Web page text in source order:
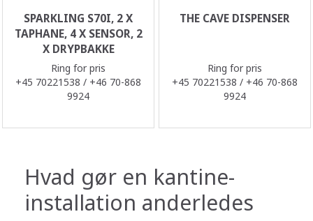
SPARKLING S70I, 2 X
TAPHANE, 4 X SENSOR, 2
X DRYPBAKKE
Ring for pris
+45 70221538 / +46 70-868
9924
THE CAVE DISPENSER
Ring for pris
+45 70221538 / +46 70-868
9924
Hvad gør en kantine-
installation anderledes